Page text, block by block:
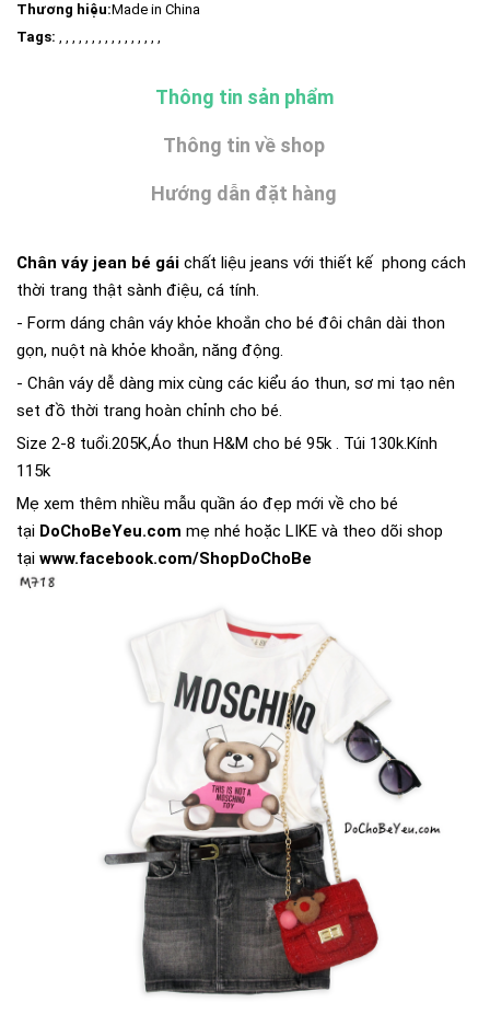
Thương hiệu:Made in China
Tags: , , , , , , , , , , , , , , , ,
Thông tin sản phẩm
Thông tin về shop
Hướng dẫn đặt hàng
Chân váy jean bé gái chất liệu jeans với thiết kế phong cách
thời trang thật sành điệu, cá tính.
- Form dáng chân váy khỏe khoắn cho bé đôi chân dài thon
gọn, nuột nà khỏe khoắn, năng động.
- Chân váy dễ dàng mix cùng các kiểu áo thun, sơ mi tạo nên
set đồ thời trang hoàn chỉnh cho bé.
Size 2-8 tuổi.205K,Áo thun H&M cho bé 95k . Túi 130k.Kính
115k
Mẹ xem thêm nhiều mẫu quần áo đẹp mới về cho bé
tại DoChoBeYeu.com mẹ nhé hoặc LIKE và theo dõi shop
tại www.facebook.com/ShopDoChoBe